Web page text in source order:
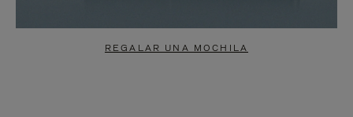
REGALAR UNA MOCHILA